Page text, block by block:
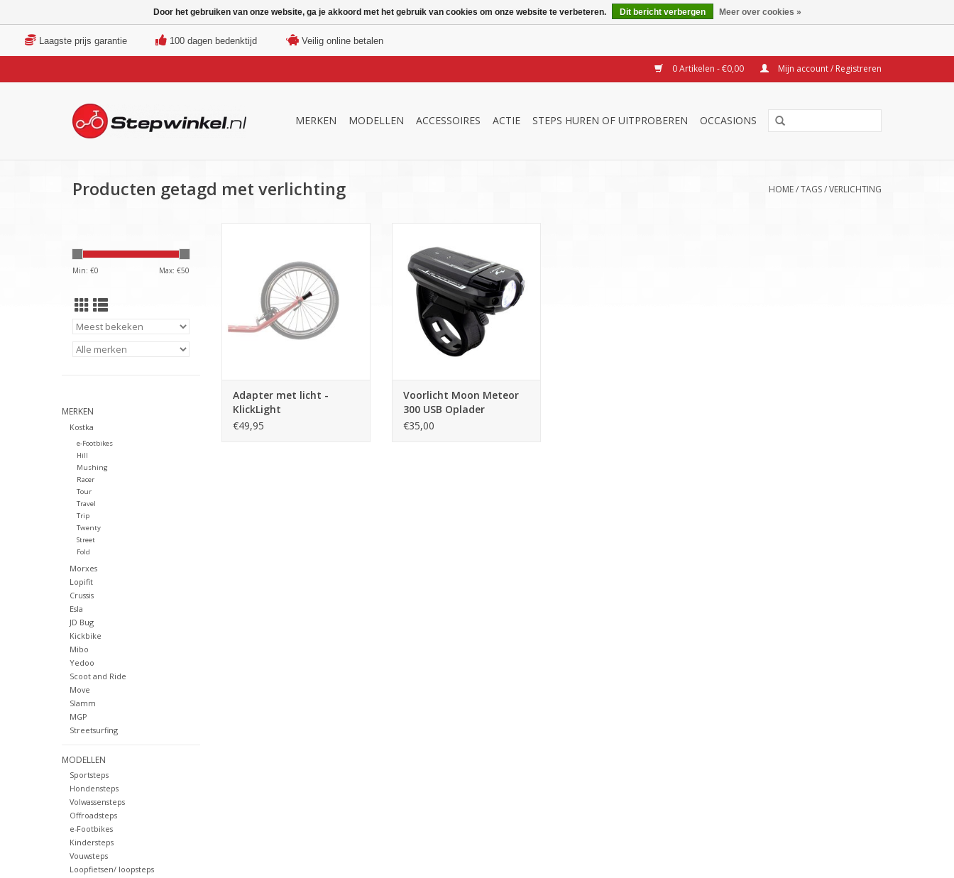
Laagste prijs garantie 100 dagen bedenktijd Veilig online betalen
0 Artikelen - €0,00 Mijn account / Registreren
MERKEN MODELLEN ACCESSOIRES ACTIE STEPS HUREN OF UITPROBEREN OCCASIONS
Producten getagd met verlichting HOME/TAGS/VERLICHTING
Min: €0 Max: €50
MERKEN
Kostka
e-Footbikes
Hill
Mushing
Racer
Tour
Travel
Trip
Twenty
Street
Fold
Morxes
Lopifit
Crussis
Esla
JD Bug
Kickbike
Mibo
Yedoo
Scoot and Ride
Move
Slamm
MGP
Streetsurfing
MODELLEN
Sportsteps
Hondensteps
Volwassensteps
Offroadsteps
e-Footbikes
Kindersteps
Vouwsteps
Loopfietsen/ loopsteps
montage aan de achterkant van
een footbike.
TOEVOEGEN AAN WINKELWAGEN
Adapter met licht -
KlickLight
€49,95
fietslamp met hoog vermogen.
TOEVOEGEN AAN WINKELWAGEN
Voorlicht Moon Meteor
300 USB Oplader
€35,00
Door het gebruiken van onze website, ga je akkoord met het gebruik van cookies om onze website te verbeteren. Dit bericht verbergen Meer over cookies »